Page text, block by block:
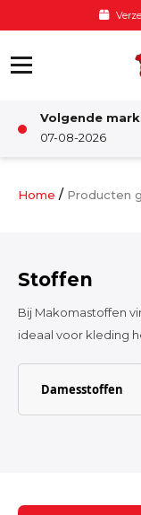
Volgende
07-08-2026
Home / Producten
Stoffen
Bij Makomastoffen
ideaal voor kleding
Damesstoffen